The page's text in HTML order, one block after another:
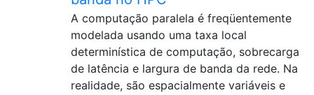
A computação paralela é freqüentemente
modelada usando uma taxa local
determinística de computação, sobrecarga
de latência e largura de banda da rede. Na
realidade, são espacialmente variáveis ​​e